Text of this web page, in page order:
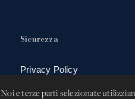
Noi e terze parti selezionate
Sicurezza
Privacy Policy
Whistleblowing -